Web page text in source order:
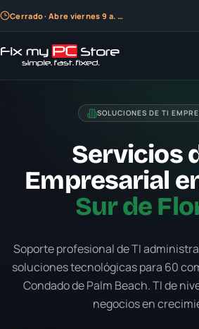
Cerrado · Abre viernes 9 a. m.
SOLUCIONES DE TI
Servicios
Empresarial
Sur de
Soporte profesional de TI
soluciones tecnológicas para 60
Condado de Palm Beach. TI de
negocios en